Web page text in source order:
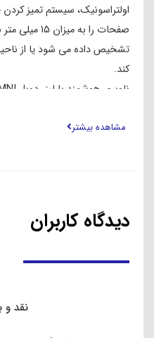
صفحات را به
تشخیص داده می شود یا از
کند.
فناوری که در بسیاری از وسایل
برآورده کند.
که راه می روند) دست یابد.
مشاهده بیشتر
دیدگاه کاربران
نقد و